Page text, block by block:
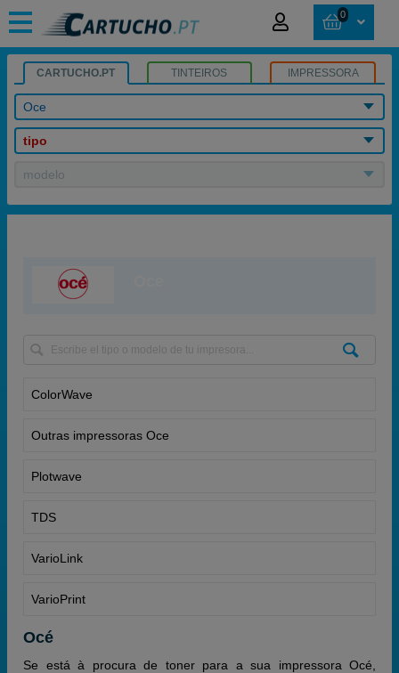
0
CARTUCHO.PT TINTEIROS IMPRESSORA
Oce
tipo
modelo
ColorWave
Outras impressoras Oce
Plotwave
TDS
VarioLink
VarioPrint
Océ
Se está à procura de toner para a sua impressora Océ